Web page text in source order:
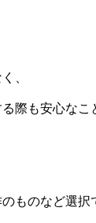
、
際も安心なこ
ものなど選択